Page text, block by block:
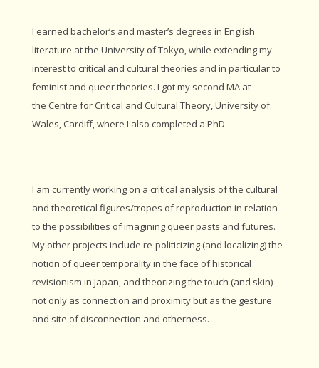
I earned bachelor’s and master’s degrees in English
literature at the University of Tokyo, while extending my
interest to critical and cultural theories and in particular to
feminist and queer theories. I got my second MA at
the Centre for Critical and Cultural Theory, University of
Wales, Cardiff, where I also completed a PhD.
I am currently working on a critical analysis of the cultural
and theoretical figures/tropes of reproduction in relation
to the possibilities of imagining queer pasts and futures.
My other projects include re-politicizing (and localizing) the
notion of queer temporality in the face of historical
revisionism in Japan, and theorizing the touch (and skin)
not only as connection and proximity but as the gesture
and site of disconnection and otherness.